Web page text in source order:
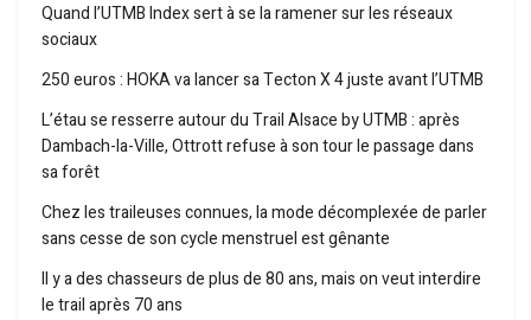
Quand l’UTMB Index sert à se la ramener sur les réseaux
sociaux
250 euros : HOKA va lancer sa Tecton X 4 juste avant l’UTMB
L’étau se resserre autour du Trail Alsace by UTMB : après
Dambach-la-Ville, Ottrott refuse à son tour le passage dans
sa forêt
Chez les traileuses connues, la mode décomplexée de parler
sans cesse de son cycle menstruel est gênante
Il y a des chasseurs de plus de 80 ans, mais on veut interdire
le trail après 70 ans